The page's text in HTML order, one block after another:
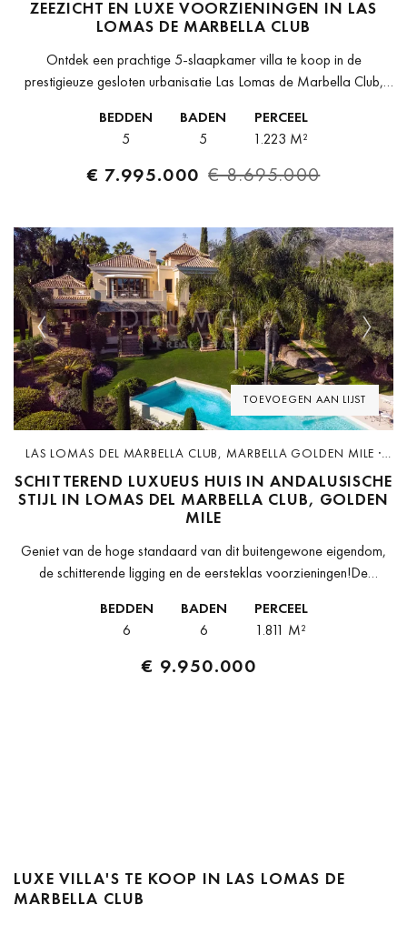
ZEEZICHT EN LUXE VOORZIENINGEN IN LAS
LOMAS DE MARBELLA CLUB
Ontdek een prachtige 5-slaapkamer villa te koop in de
prestigieuze gesloten urbanisatie Las Lomas de Marbella Club,
woning heeft een royaal perceel...
BEDDEN
5
BADEN
5
PERCEEL
1.223 M²
€ 7.995.000 € 8.695.000
TOEVOEGEN AAN LIJST
Previous Next
LAS LOMAS DEL MARBELLA CLUB, MARBELLA GOLDEN MILE ·
D2679
SCHITTEREND LUXUEUS HUIS IN ANDALUSISCHE
STIJL IN LOMAS DEL MARBELLA CLUB, GOLDEN
MILE
Geniet van de hoge standaard van dit buitengewone eigendom,
de schitterende ligging en de eersteklas voorzieningen!De
Marbella´s Golden...
BEDDEN
6
BADEN
6
PERCEEL
1.811 M²
€ 9.950.000
LUXE VILLA'S TE KOOP IN LAS LOMAS DE
MARBELLA CLUB